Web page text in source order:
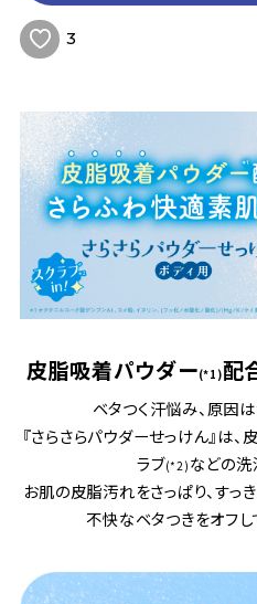
3
皮脂吸着パウダー(*1)配
ベタつく汗悩み、原因
『さらさらパウダーせっけん』は
ラブ(*2) などの洗
お肌の皮脂汚れをさっぱり、すっ
不快なベタつきをオフし